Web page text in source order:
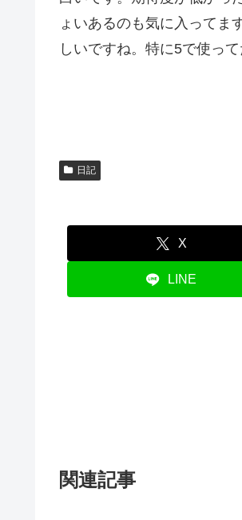
ょいあるのも気に入ってま
しいですね。特に5で使っ
日記
X
LINE
関連記事